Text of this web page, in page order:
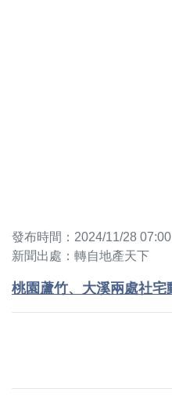
發布時間：2024/11/28 07:00
新聞出處：轉自地產天下
桃園蘆竹、大溪兩處社